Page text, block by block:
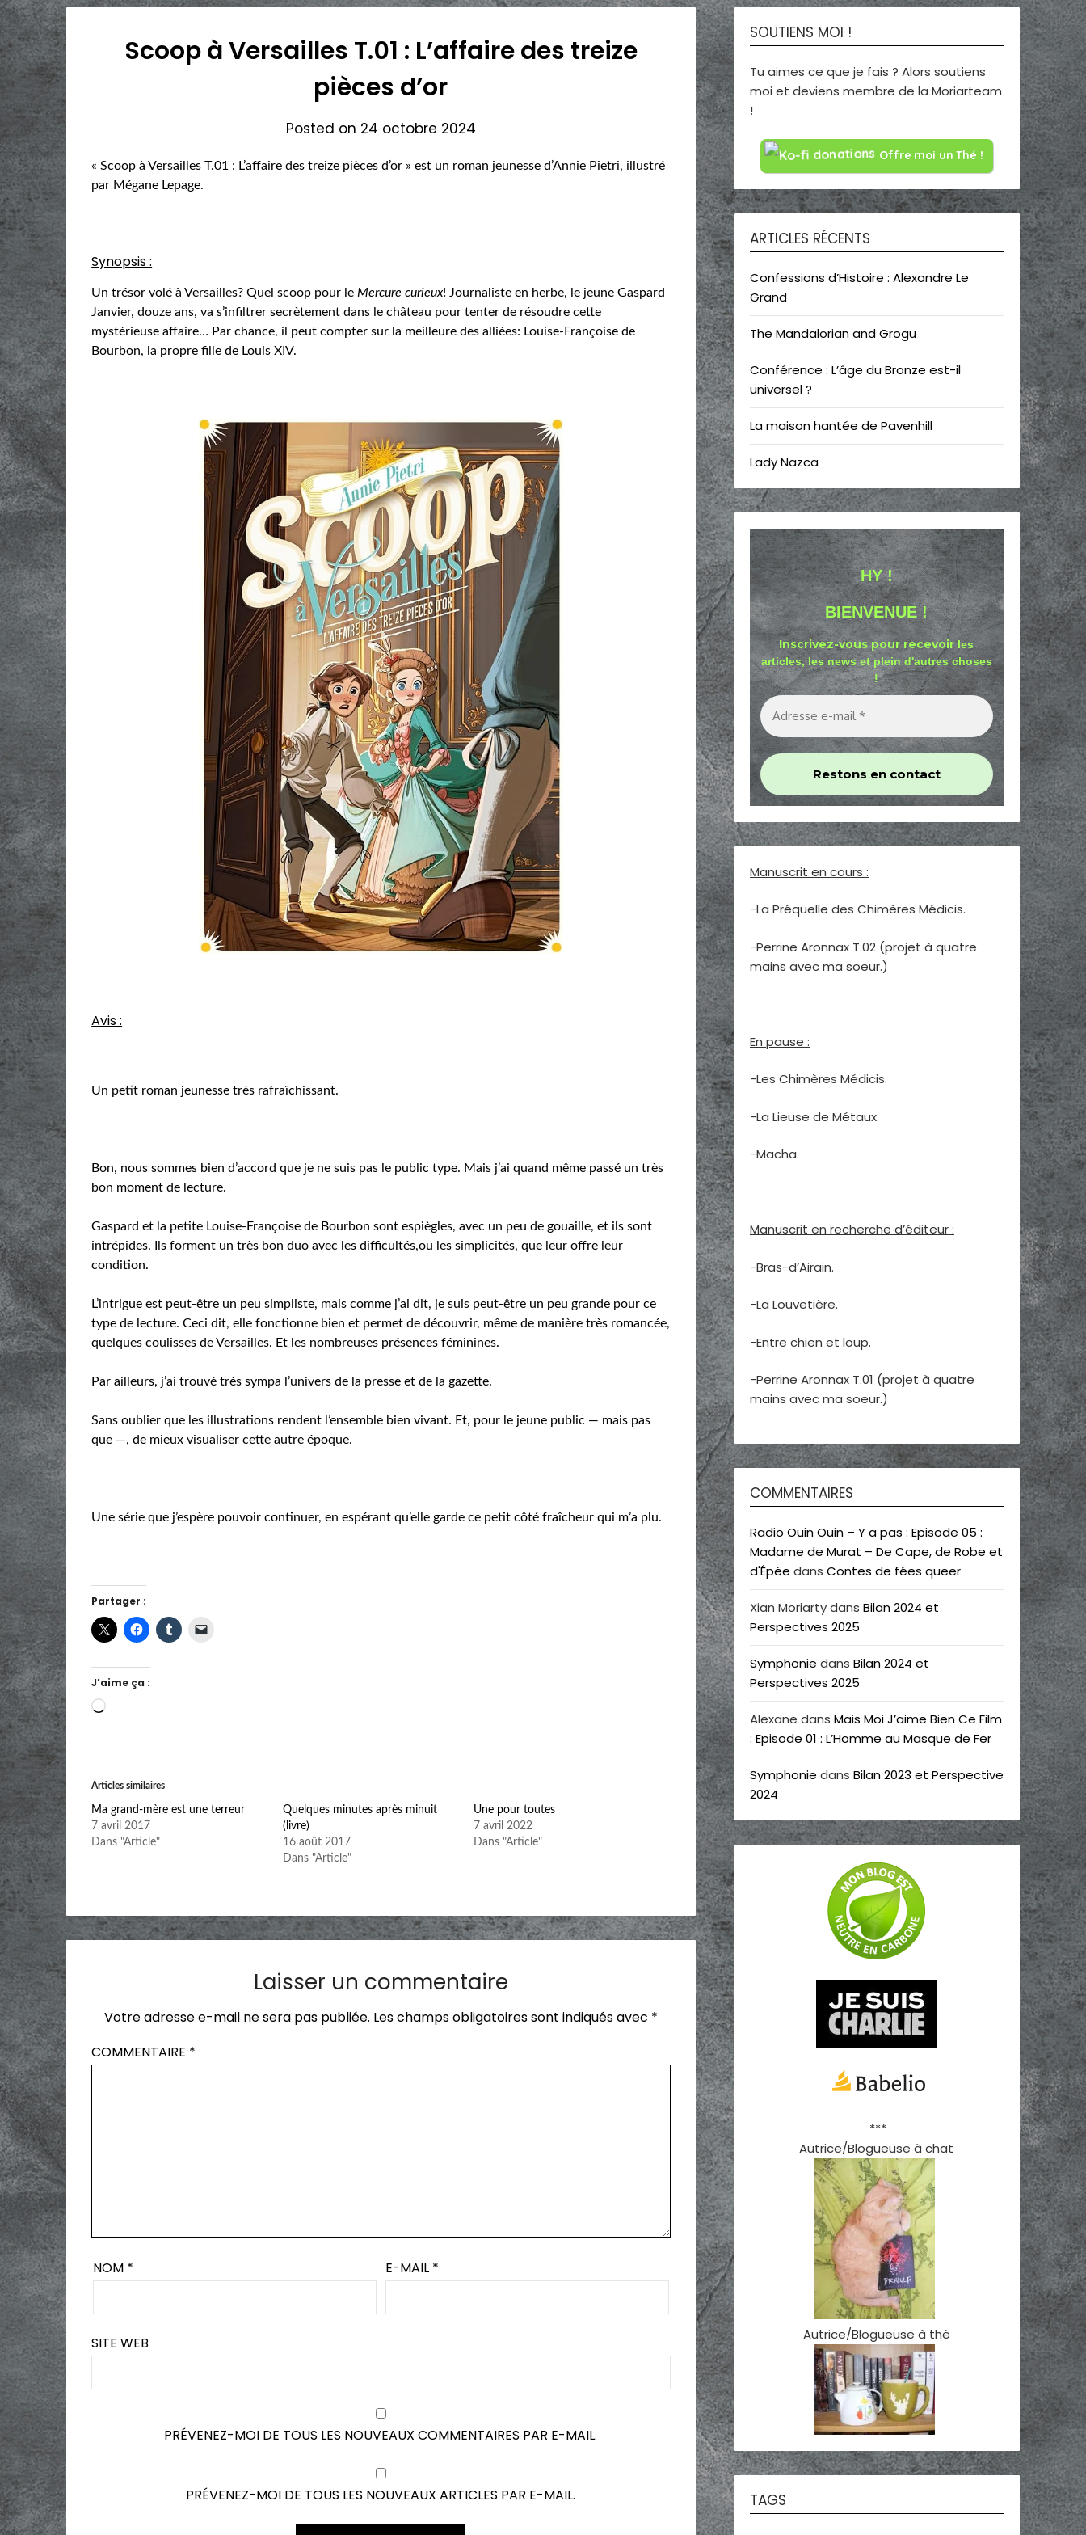
Scoop à Versailles T.01 : L’affaire des treize
pièces d’or
Posted on 24 octobre 2024
« Scoop à Versailles T.01 : L’affaire des treize pièces d’or » est un roman jeunesse d’Annie Pietri, illustré
par Mégane Lepage.
Synopsis :
Un trésor volé à Versailles? Quel scoop pour le Mercure curieux! Journaliste en herbe, le jeune Gaspard
Janvier, douze ans, va s’infiltrer secrètement dans le château pour tenter de résoudre cette
mystérieuse affaire… Par chance, il peut compter sur la meilleure des alliées: Louise-Françoise de
Bourbon, la propre fille de Louis XIV.
Avis :
Un petit roman jeunesse très rafraîchissant.
Bon, nous sommes bien d’accord que je ne suis pas le public type. Mais j’ai quand même passé un très
bon moment de lecture.
Gaspard et la petite Louise-Françoise de Bourbon sont espiègles, avec un peu de gouaille, et ils sont
intrépides. Ils forment un très bon duo avec les difficultés,ou les simplicités, que leur offre leur
condition.
L’intrigue est peut-être un peu simpliste, mais comme j’ai dit, je suis peut-être un peu grande pour ce
type de lecture. Ceci dit, elle fonctionne bien et permet de découvrir, même de manière très romancée,
quelques coulisses de Versailles. Et les nombreuses présences féminines.
Par ailleurs, j’ai trouvé très sympa l’univers de la presse et de la gazette.
Sans oublier que les illustrations rendent l’ensemble bien vivant. Et, pour le jeune public — mais pas
que —, de mieux visualiser cette autre époque.
Une série que j’espère pouvoir continuer, en espérant qu’elle garde ce petit côté fraîcheur qui m’a plu.
Partager :
J’aime ça :
Chargement…
Articles similaires
Ma grand-mère est une terreur
7 avril 2017
Dans "Article"
Quelques minutes après minuit
(livre)
16 août 2017
Dans "Article"
Une pour toutes
7 avril 2022
Dans "Article"
Laisser un commentaire
Votre adresse e-mail ne sera pas publiée. Les champs obligatoires sont indiqués avec *
COMMENTAIRE *
NOM * E-MAIL *
SITE WEB
PRÉVENEZ-MOI DE TOUS LES NOUVEAUX COMMENTAIRES PAR E-MAIL.
PRÉVENEZ-MOI DE TOUS LES NOUVEAUX ARTICLES PAR E-MAIL.
SOUTIENS MOI !
Tu aimes ce que je fais ? Alors soutiens
moi et deviens membre de la Moriarteam
!
Offre moi un Thé !
ARTICLES RÉCENTS
Confessions d’Histoire : Alexandre Le
Grand
The Mandalorian and Grogu
Conférence : L’âge du Bronze est-il
universel ?
La maison hantée de Pavenhill
Lady Nazca
HY !
BIENVENUE !
Inscrivez-vous pour recevoirles
articles, les news et plein d'autres choses
!
Manuscrit en cours :
-La Préquelle des Chimères Médicis.
-Perrine Aronnax T.02 (projet à quatre
mains avec ma soeur.)
En pause :
-Les Chimères Médicis.
-La Lieuse de Métaux.
-Macha.
Manuscrit en recherche d’éditeur :
-Bras-d’Airain.
-La Louvetière.
-Entre chien et loup.
-Perrine Aronnax T.01 (projet à quatre
mains avec ma soeur.)
COMMENTAIRES
Radio Ouin Ouin – Y a pas : Episode 05 :
Madame de Murat – De Cape, de Robe et
d'Épée dans Contes de fées queer
Xian Moriartydans Bilan 2024 et
Perspectives 2025
Symphonie dans Bilan 2024 et
Perspectives 2025
Alexane dans Mais Moi J’aime Bien Ce Film
: Episode 01 : L’Homme au Masque de Fer
Symphonie dans Bilan 2023 et Perspective
2024
***
Autrice/Blogueuse à chat
Autrice/Blogueuse à thé
TAGS